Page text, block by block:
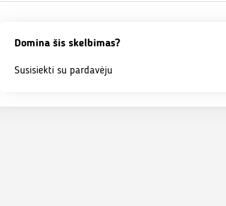
Domina šis skelbimas?
Susisiekti su pardavėju